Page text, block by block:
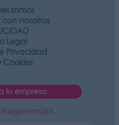
somos
nosotros
Legal
Privacidad
Cookies
tu empresa